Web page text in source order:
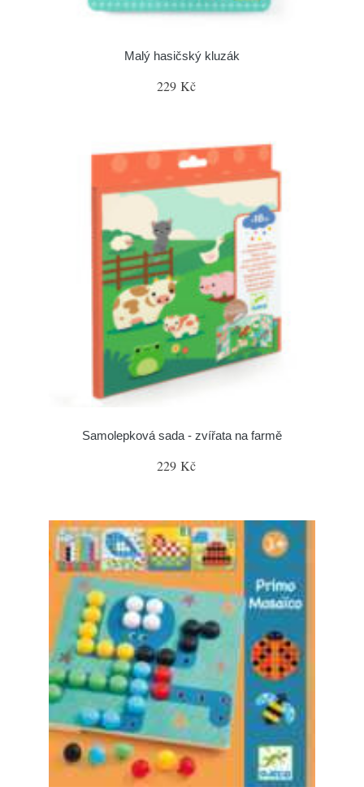
Malý hasičský kluzák
229 Kč
Samolepková sada - zvířata na farmě
229 Kč